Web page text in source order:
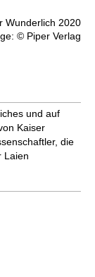
Wunderlich 2020
© Piper Verlag
und auf
Kaiser
die
Laien